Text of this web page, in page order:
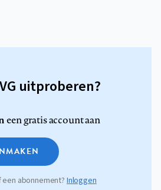
uitproberen?
een gratis account aan
abonnement? Inloggen